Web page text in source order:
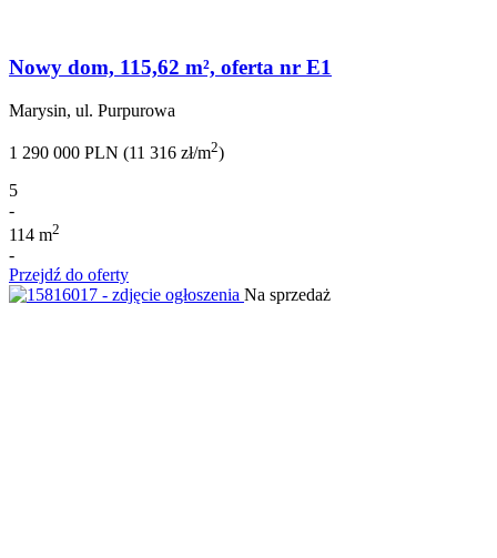
Nowy dom, 115,62 m², oferta nr E1
Marysin, ul. Purpurowa
1 290 000 PLN (11 316 zł/m2)
5
-
114 m2
-
Przejdź do oferty
Na sprzedaż